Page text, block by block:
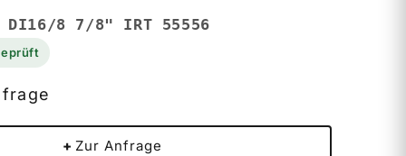
F DI16/8 7/8" IRT 55556
+ Zur Anfrage